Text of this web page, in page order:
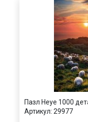
Пазл Heye 1000
Артикул: 29977